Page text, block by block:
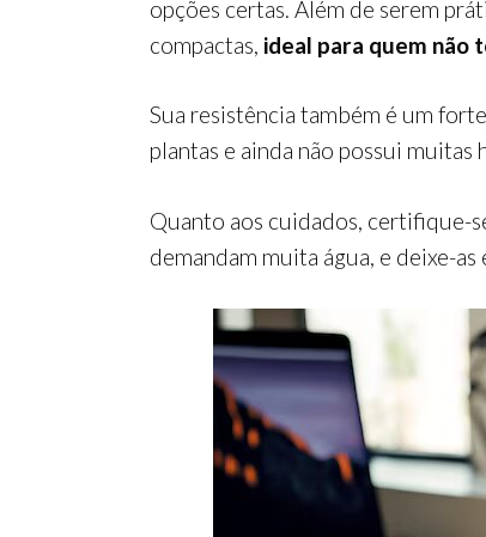
opções certas. Além de serem
compactas, ideal para quem não
Sua resistência também é um
plantas e ainda não possui muitas
Quanto aos cuidados, certifique-
demandam muita água, e deixe-